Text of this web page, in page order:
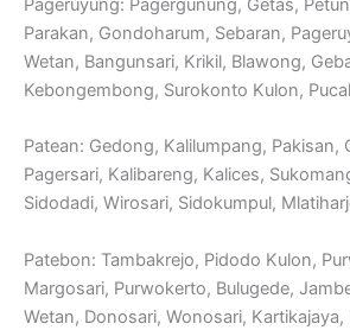
Pageruyung: Pagergunung, Getas,
Parakan, Gondoharum, Sebaran,
Wetan, Bangunsari, Krikil, Blawong,
Kebongembong, Surokonto Kulon,
Patean: Gedong, Kalilumpang, Pakisan,
Pagersari, Kalibareng, Kalices,
Sidodadi, Wirosari, Sidokumpul,
Patebon: Tambakrejo, Pidodo Kulon,
Margosari, Purwokerto, Bulugede,
Wetan, Donosari, Wonosari, Kartikajaya,